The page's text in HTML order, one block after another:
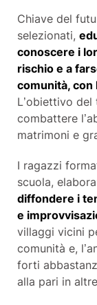
Chiave del
selezionati,
conoscere i
rischio e a
comunità, con
L’obiettivo
combattere
matrimoni e
I ragazzi
scuola,
diffondere i
e
villaggi vicini
comunità e,
forti
alla pari in